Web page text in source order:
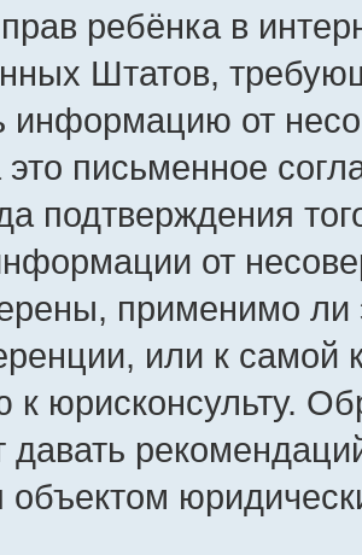
ребёнка в
Штатов,
информацию от
это письменное
подтверждения
от
применимо ли
или к самой
юрисконсульту.
давать
объектом